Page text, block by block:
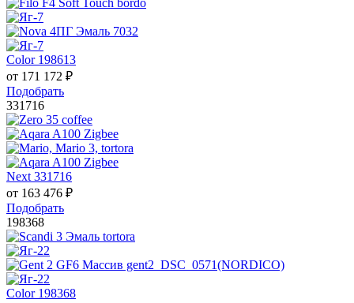
Color 198613
от 171 172 ₽
Подобрать
331716
Next 331716
от 163 476 ₽
Подобрать
198368
Color 198368